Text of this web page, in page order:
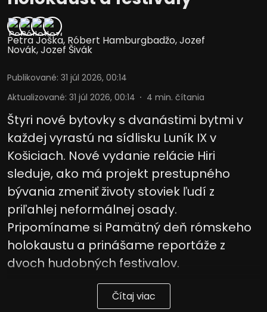
Petra Joška, Róbert Hamburgbadžo,Jozef
Novák,Jozef Šivák
Publikované: 31 júl 2026, 00:14
Aktualizované: 31 júl 2026, 00:14 4 min. čítania
Štyri nové bytovky s dvanástimi bytmi v
každej vyrastú na sídlisku Luník IX v
Košiciach. Nové vydanie relácie Hiri
sleduje, ako má projekt prestupného
bývania zmeniť životy stoviek ľudí z
priľahlej neformálnej osady.
Pripomíname si Pamätný deň rómskeho
holokaustu a prinášame reportáže z
dvoch hudobných festivalov.
Čítaj viac